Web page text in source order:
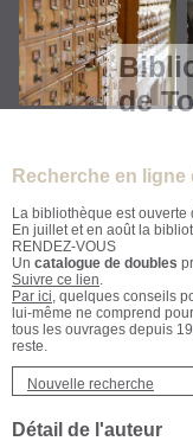
de
Recherche en
La bibliothèque est
En juillet et en août la
RENDEZ-VOUS
Un catalogue de doubles
Suivre ce lien.
Par ici, quelques conseils
lui-même ne comprend
tous les ouvrages depuis
reste.
Nouvelle recherche
Détail de l'auteur